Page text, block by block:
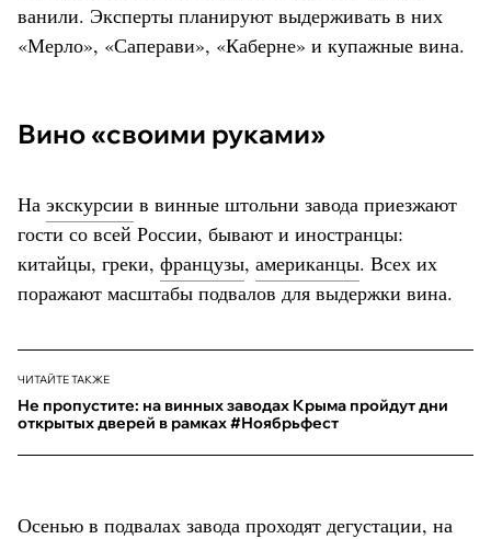
ванили. Эксперты планируют выдерживать в них
«Мерло», «Саперави», «Каберне» и купажные вина.
Вино «своими руками»
На экскурсии в винные штольни завода приезжают
гости со всей России, бывают и иностранцы:
китайцы, греки, французы, американцы. Всех их
поражают масштабы подвалов для выдержки вина.
ЧИТАЙТЕ ТАКЖЕ
Не пропустите: на винных заводах Крыма пройдут дни
открытых дверей в рамках #Ноябрьфест
Осенью в подвалах завода проходят дегустации, на